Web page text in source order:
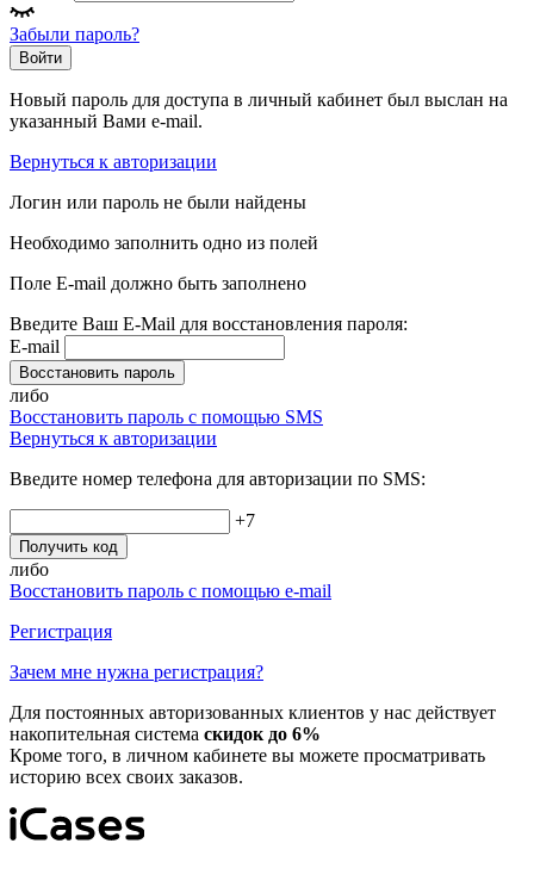
Забыли пароль?
Войти
Новый пароль для доступа в личный кабинет был выслан на
указанный Вами e-mail.
Вернуться к авторизации
Логин или пароль не были найдены
Необходимо заполнить одно из полей
Поле E-mail должно быть заполнено
Введите Ваш E-Mail для восстановления пароля:
E-mail
Восстановить пароль
либо
Восстановить пароль с помощью SMS
Вернуться к авторизации
Введите номер телефона для авторизации по SMS:
+7
Получить код
либо
Восстановить пароль с помощью e-mail
Регистрация
Зачем мне нужна регистрация?
Для постоянных авторизованных клиентов у нас действует
накопительная система скидок до 6%
Кроме того, в личном кабинете вы можете просматривать
историю всех своих заказов.